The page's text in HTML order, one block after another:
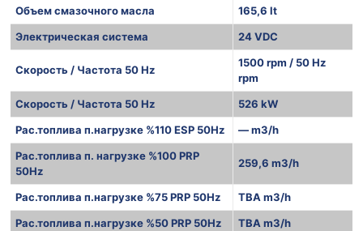
Объем смазочного масла
165,6 lt
Электрическая система
24 VDC
Скорость / Частота 50 Hz
1500 rpm / 50 Hz
rpm
Скорость / Частота 50 Hz
526 kW
Рас.топлива п.нагрузке %110 ESP 50Hz
— m3/h
Рас.топлива п. нагрузке %100 PRP
50Hz
259,6 m3/h
Рас.топлива п.нагрузке %75 PRP 50Hz
TBA m3/h
Рас.топлива п.нагрузке %50 PRP 50Hz
TBA m3/h